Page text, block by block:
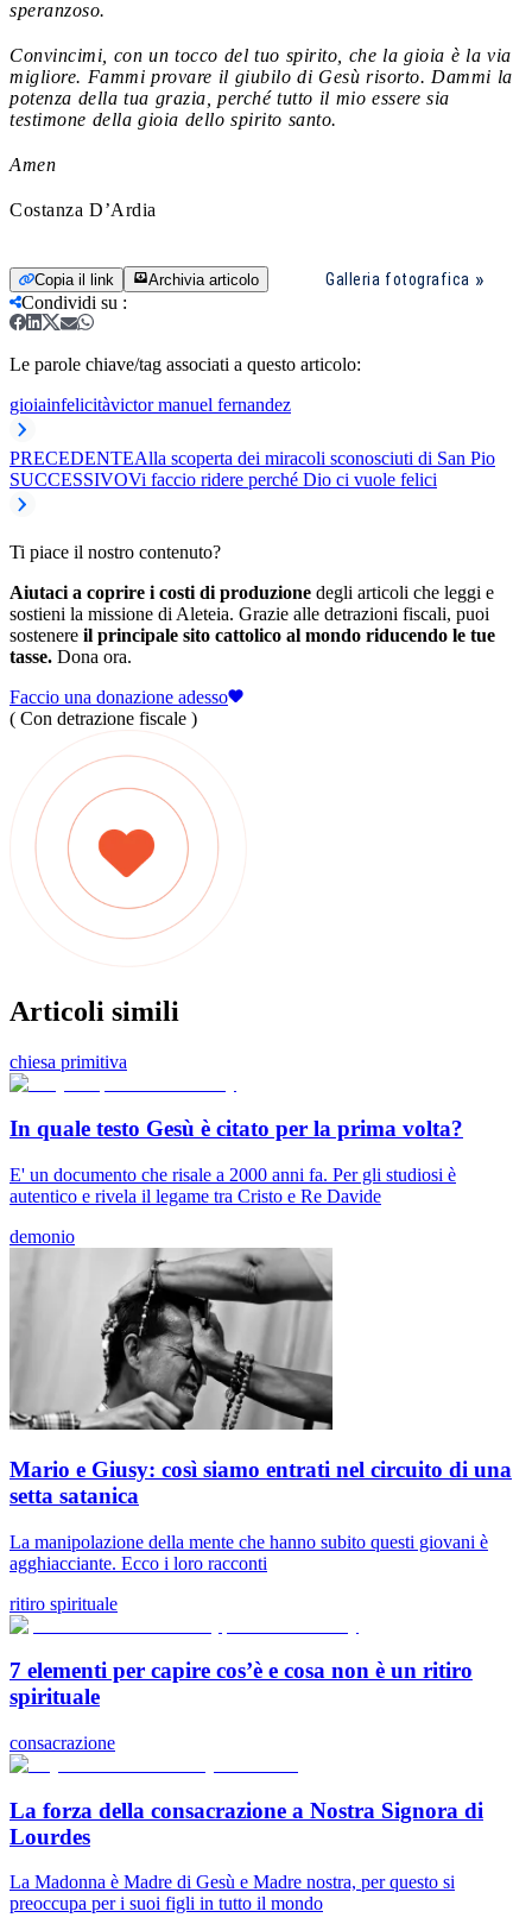
speranzoso.
Convincimi, con un tocco del tuo spirito, che la gioia è la via
migliore. Fammi provare il giubilo di Gesù risorto. Dammi la
potenza della tua grazia, perché tutto il mio essere sia
testimone della gioia dello spirito santo.
Amen
Costanza D’Ardia
Galleria fotografica
Copia il link Archivia articolo
Condividi su :
Le parole chiave/tag associati a questo articolo:
gioiainfelicitàvictor manuel fernandez
PRECEDENTEAlla scoperta dei miracoli sconosciuti di San Pio
SUCCESSIVOVi faccio ridere perché Dio ci vuole felici
Ti piace il nostro contenuto?
Aiutaci a coprire i costi di produzione degli articoli che leggi e
sostieni la missione di Aleteia. Grazie alle detrazioni fiscali, puoi
sostenere il principale sito cattolico al mondo riducendo le tue
tasse. Dona ora.
Faccio una donazione adesso
( Con detrazione fiscale )
Articoli simili
chiesa primitiva
In quale testo Gesù è citato per la prima volta?
E' un documento che risale a 2000 anni fa. Per gli studiosi è
autentico e rivela il legame tra Cristo e Re Davide
demonio
Mario e Giusy: così siamo entrati nel circuito di una
setta satanica
La manipolazione della mente che hanno subito questi giovani è
agghiacciante. Ecco i loro racconti
ritiro spirituale
7 elementi per capire cos’è e cosa non è un ritiro
spirituale
consacrazione
La forza della consacrazione a Nostra Signora di
Lourdes
La Madonna è Madre di Gesù e Madre nostra, per questo si
preoccupa per i suoi figli in tutto il mondo